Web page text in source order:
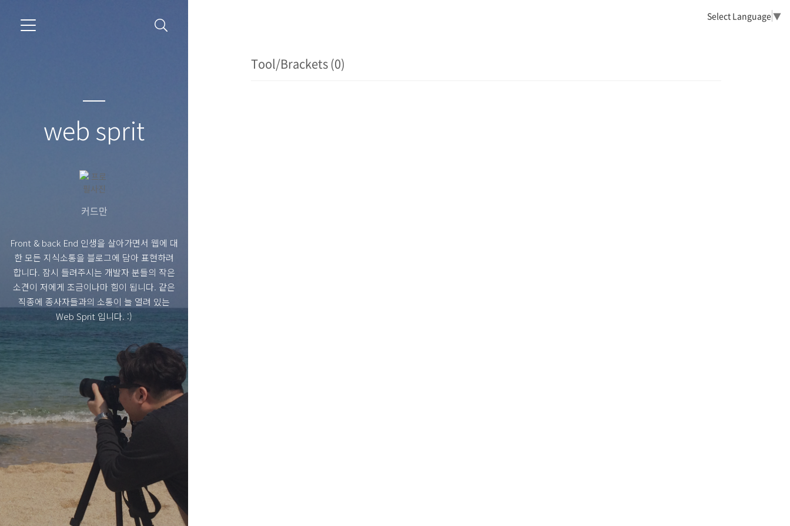
web sprit
커드만
Front & back End 인생을 살아가면서 웹에 대
한 모든 지식소통을 블로그에 담아 표현하려
합니다. 잠시 들려주시는 개발자 분들의 작은
소견이 저에게 조금이나마 힘이 됩니다. 같은
직종에 종사자들과의 소통이 늘 열려 있는
Web Sprit 입니다. :)
Tool/Brackets (0)
Select Language▼